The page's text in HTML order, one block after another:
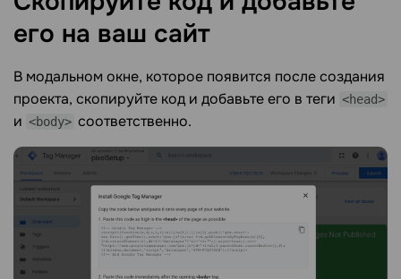
его на ваш сайт
В модальном окне, которое появится после создания
проекта, скопируйте код и добавьте его в теги <head>
и <body> соответственно.